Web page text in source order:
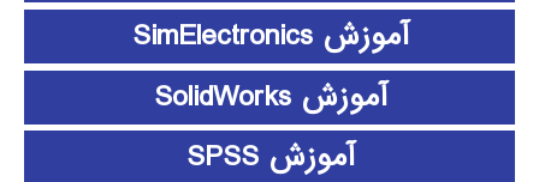
آموزش SimElectronics
آموزش SolidWorks
آموزش SPSS